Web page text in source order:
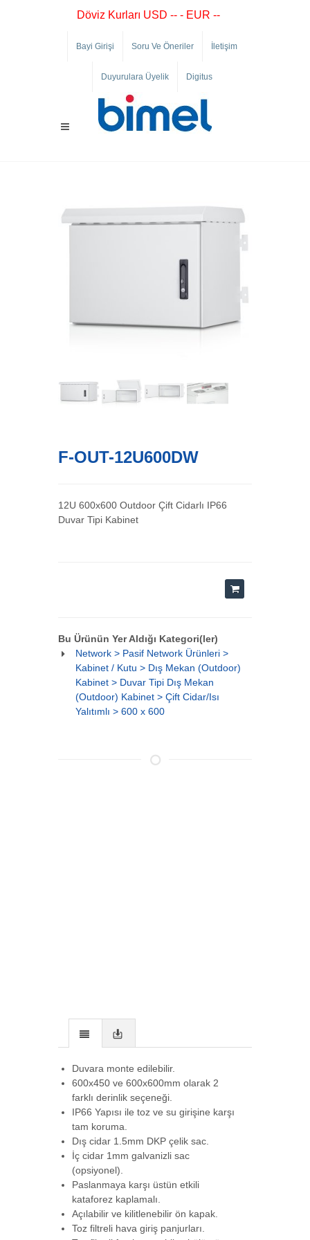
Döviz Kurları USD -- - EUR --
Bayi Girişi Soru Ve Öneriler İletişim
Duyurulara Üyelik Digitus
F-OUT-12U600DW
12U 600x600 Outdoor Çift Cidarlı IP66
Duvar Tipi Kabinet
Bu Ürünün Yer Aldığı Kategori(ler)
Network > Pasif Network Ürünleri >
Kabinet / Kutu > Dış Mekan (Outdoor)
Kabinet > Duvar Tipi Dış Mekan
(Outdoor) Kabinet > Çift Cidar/Isı
Yalıtımlı > 600 x 600
Duvara monte edilebilir.
600x450 ve 600x600mm olarak 2
farklı derinlik seçeneği.
IP66 Yapısı ile toz ve su girişine karşı
tam koruma.
Dış cidar 1.5mm DKP çelik sac.
İç cidar 1mm galvanizli sac
(opsiyonel).
Paslanmaya karşı üstün etkili
kataforez kaplamalı.
Açılabilir ve kilitlenebilir ön kapak.
Toz filtreli hava giriş panjurları.